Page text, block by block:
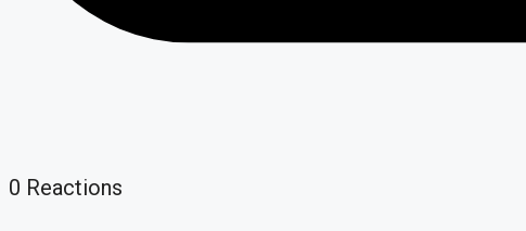
0 Reactions